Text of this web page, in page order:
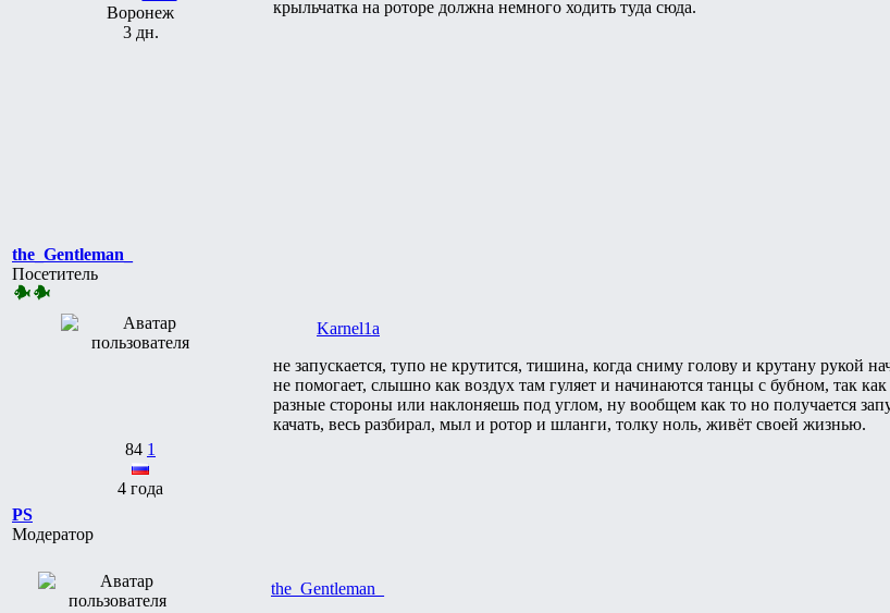
Воронеж
3 дн.
крыльчатка на роторе должна немного ходить туда сюда.
the_Gentleman_
Посетитель
84 1
4 года
Karnel1a
не запускается, тупо не крутится, тишина, когда сниму голову и крутану рукой
не помогает, слышно как воздух там гуляет и начинаются танцы с бубном, так
разные стороны или наклоняешь под углом, ну вообщем как то но получается
качать, весь разбирал, мыл и ротор и шланги, толку ноль, живёт своей жизнью.
PS
Модератор
the_Gentleman_